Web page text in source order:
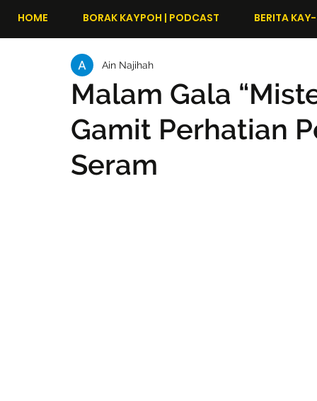
HOME BORAK KAYPOH | PODCAST BERITA
Malam Gala
Gamit Perhatian
Seram
Ain Najihah